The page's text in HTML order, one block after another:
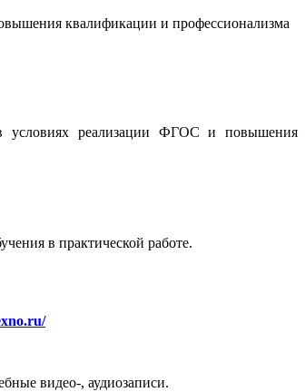
квалификации и профессионализма
в условиях реализации ФГОС и повышения
в практической работе.
видео-, аудиозаписи.